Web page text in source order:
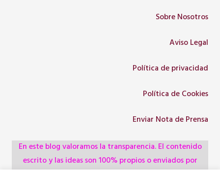
Sobre Nosotros
Aviso Legal
Política de privacidad
Política de Cookies
Enviar Nota de Prensa
En este blog valoramos la transparencia. El contenido
escrito y las ideas son 100% propios o enviados por